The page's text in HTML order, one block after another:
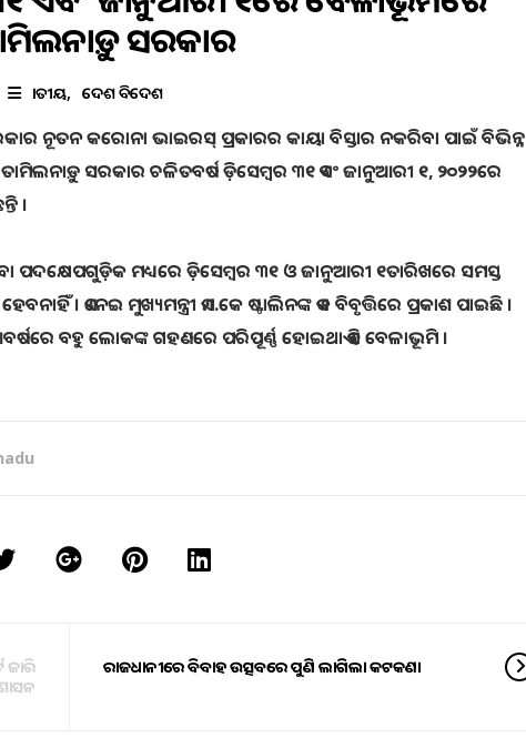
ସରକାର
ଜାତୀୟ ଦେଶ ବିଦେଶ
ନୂତନ କରୋନା ଭାଇରସ୍ ପ୍ରକାରର କାୟା ବିସ୍ତାର ନକରିବା ପାଇଁ ବିଭିନ୍ନ
ସରକାର ଚଳିତବର୍ଷ ଡ଼ିସେମ୍ବର ୩୧ ଏବଂ ଜାନୁଆରୀ ୧, ୨୦୨୨ରେ
।
ପଦକ୍ଷେପଗୁଡ଼ିକ ମଧ୍ୟରେ ଡ଼ିସେମ୍ବର ୩୧ ଓ ଜାନୁଆରୀ ୧ତାରିଖରେ ସମସ୍ତ
। ଏନେଇ ମୁଖ୍ୟମନ୍ତ୍ରୀ ଏମ.କେ ଷ୍ଟାଲିନଙ୍କ ଏକ ବିବୃତ୍ତିରେ ପ୍ରକାଶ ପାଇଛି ।
ବହୁ ଲୋକଙ୍କ ଗହଣରେ ପରିପୂର୍ଣ୍ଣ ହୋଇଥାଏ ଏହି ବେଳାଭୂମି ।
ଜାରି
ରାଜଧାନୀରେ ବିବାହ ଉତ୍ସବରେ ପୁଣି ଲାଗିଲା କଟକଣା